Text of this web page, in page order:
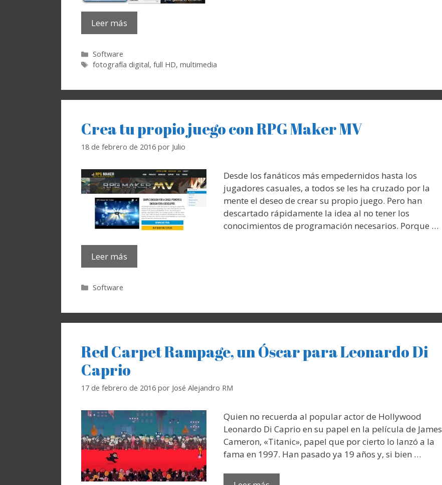
Leer más
Categorías
Software
Etiquetas
fotografía digital,full HD,multimedia
Crea tu propio juego con RPG Maker MV
18 de febrero de 2016 por Julio
Desde los fanáticos más empedernidos hasta los
jugadores casuales, a todos se les ha cruzado por la
mente el deseo de crear su propio juego. Pero han
descartado rápidamente la idea al no tener los
conocimientos de programación necesarios. Porque …
Leer más
Categorías
Software
Red Carpet Rampage, un Óscar para Leonardo Di
Caprio
17 de febrero de 2016 por José Alejandro RM
Quien no recuerda al popular actor de Hollywood
Leonardo Di Caprio en su papel en la película de James
Cameron, «Titanic», papel que por cierto lo lanzó a la
fama en 1997. Han pasado ya 19 años y, si bien …